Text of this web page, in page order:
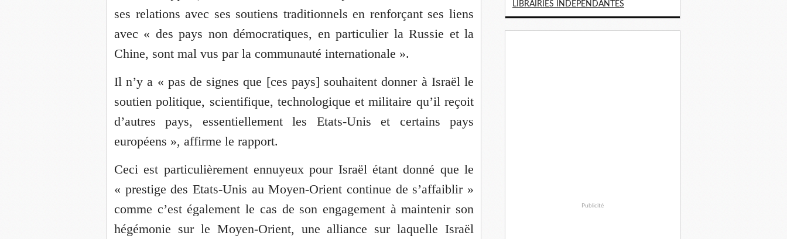
ses relations avec ses soutiens traditionnels en renforçant ses liens
avec « des pays non démocratiques, en particulier la Russie et la
Chine, sont mal vus par la communauté internationale ».
Il n’y a « pas de signes que [ces pays] souhaitent donner à Israël le
soutien politique, scientifique, technologique et militaire qu’il reçoit
d’autres pays, essentiellement les Etats-Unis et certains pays
européens », affirme le rapport.
Ceci est particulièrement ennuyeux pour Israël étant donné que le
« prestige des Etats-Unis au Moyen-Orient continue de s’affaiblir »
comme c’est également le cas de son engagement à maintenir son
hégémonie sur le Moyen-Orient, une alliance sur laquelle Israël
LIBRAIRIES INDEPENDANTES
Publicité